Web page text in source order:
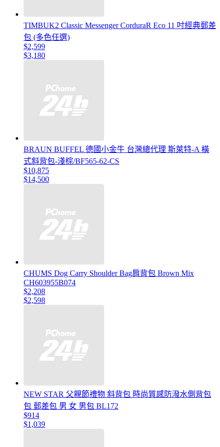
TIMBUK2 Classic Messenger CorduraR Eco 11 吋經典郵差
包 (多色任選)
$2,599
$3,180
BRAUN BUFFEL 德國小金牛 台灣總代理 斯萊特-A 橫
式斜背包-淺棕/BF565-62-CS
$10,875
$14,500
CHUMS Dog Carry Shoulder Bag肩背包 Brown Mix
CH603955B074
$2,208
$2,598
NEW STAR 父親節禮物 斜背包 時尚質感防潑水側背包
包 郵差包 男 女 男包 BL172
$914
$1,039